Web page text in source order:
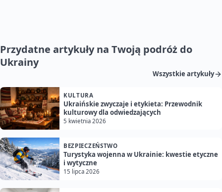
Przydatne artykuły na Twoją podróż do
Ukrainy
Wszystkie artykuły
KULTURA
Ukraińskie zwyczaje i etykieta: Przewodnik
kulturowy dla odwiedzających
5 kwietnia 2026
BEZPIECZEŃSTWO
Turystyka wojenna w Ukrainie: kwestie etyczne
i wytyczne
15 lipca 2026